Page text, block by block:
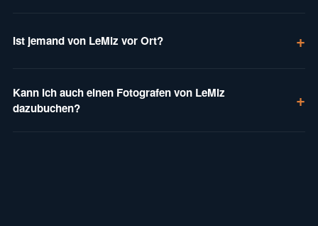
Ist jemand von LeMiz vor Ort?
Kann ich auch einen Fotografen von LeMiz
dazubuchen?